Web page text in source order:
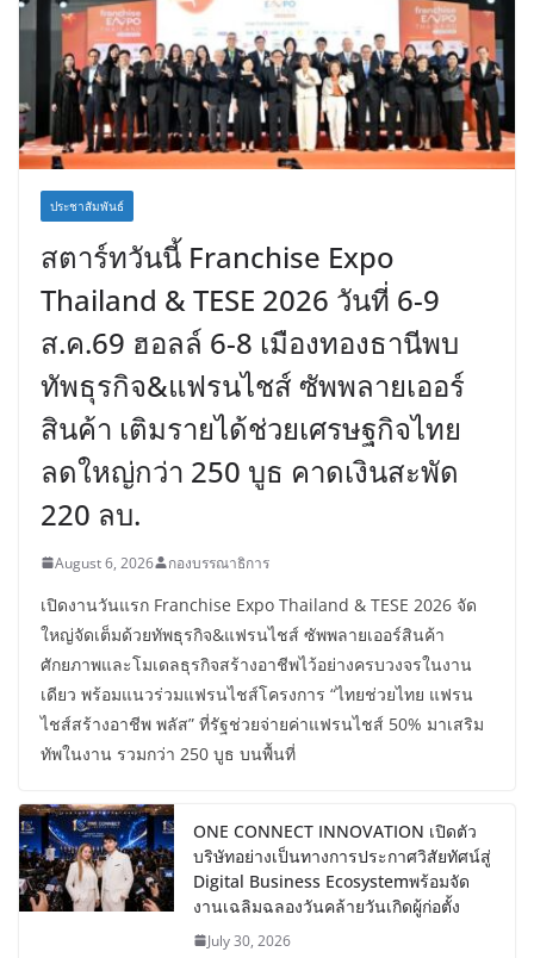
ประชาสัมพันธ์
สตาร์ทวันนี้ Franchise Expo
Thailand & TESE 2026 วันที่ 6-9
ส.ค.69 ฮอลล์ 6-8 เมืองทองธานีพบ
ทัพธุรกิจ&แฟรนไชส์ ซัพพลายเออร์
สินค้า เติมรายได้ช่วยเศรษฐกิจไทย
ลดใหญ่กว่า 250 บูธ คาดเงินสะพัด
220 ลบ.
August 6, 2026 กองบรรณาธิการ
เปิดงานวันแรก Franchise Expo Thailand & TESE 2026 จัด
ใหญ่จัดเต็มด้วยทัพธุรกิจ&แฟรนไชส์ ซัพพลายเออร์สินค้า
ศักยภาพและโมเดลธุรกิจสร้างอาชีพไว้อย่างครบวงจรในงาน
เดียว พร้อมแนวร่วมแฟรนไชส์โครงการ “ไทยช่วยไทย แฟรน
ไชส์สร้างอาชีพ พลัส” ที่รัฐช่วยจ่ายค่าแฟรนไชส์ 50% มาเสริม
ทัพในงาน รวมกว่า 250 บูธ บนพื้นที่
ONE CONNECT INNOVATION เปิดตัว
บริษัทอย่างเป็นทางการประกาศวิสัยทัศน์สู่
Digital Business Ecosystemพร้อมจัด
งานเฉลิมฉลองวันคล้ายวันเกิดผู้ก่อตั้ง
July 30, 2026